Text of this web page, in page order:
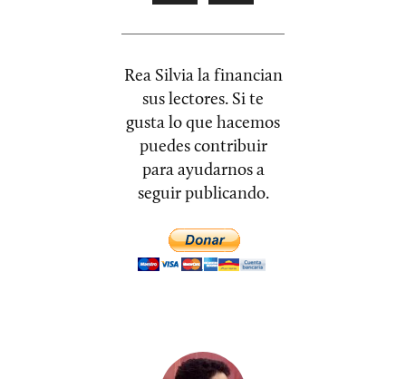
Rea Silvia la financian
sus lectores. Si te
gusta lo que hacemos
puedes contribuir
para ayudarnos a
seguir publicando.